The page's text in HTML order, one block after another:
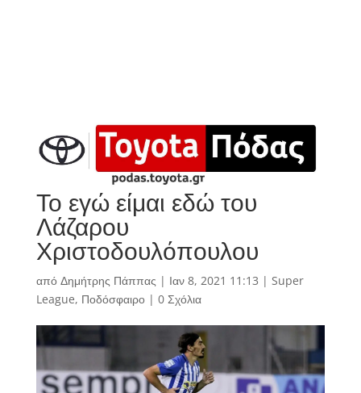
Το εγώ είμαι εδώ του
Λάζαρου
Χριστοδουλόπουλου
από Δημήτρης Πάππας | Ιαν 8, 2021 11:13 | Super
League, Ποδόσφαιρο| 0 Σχόλια